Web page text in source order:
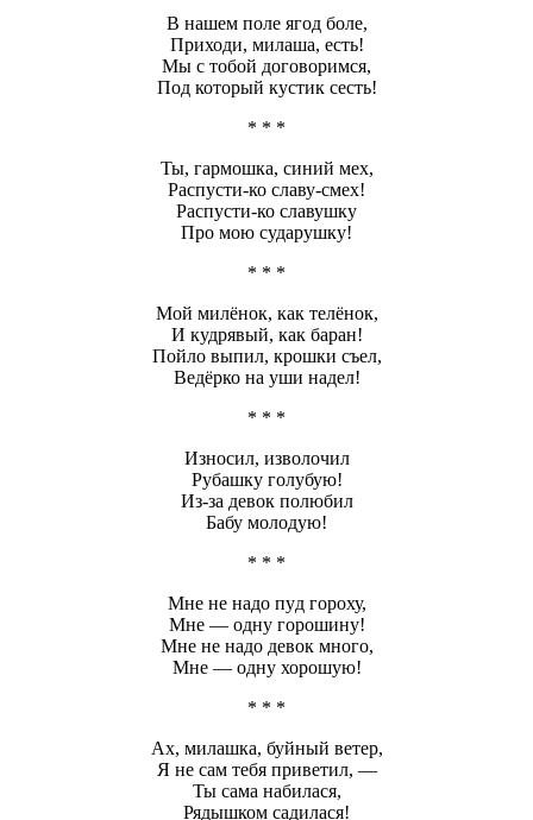
В нашем поле ягод боле,
Приходи, милаша, есть!
Мы с тобой договоримся,
Под который кустик сесть!
* * *
Ты, гармошка, синий мех,
Распусти-ко славу-смех!
Распусти-ко славушку
Про мою сударушку!
* * *
Мой милёнок, как телёнок,
И кудрявый, как баран!
Пойло выпил, крошки съел,
Ведёрко на уши надел!
* * *
Износил, изволочил
Рубашку голубую!
Из-за девок полюбил
Бабу молодую!
* * *
Мне не надо пуд гороху,
Мне — одну горошину!
Мне не надо девок много,
Мне — одну хорошую!
* * *
Ах, милашка, буйный ветер,
Я не сам тебя приветил, —
Ты сама набилася,
Рядышком садилася!